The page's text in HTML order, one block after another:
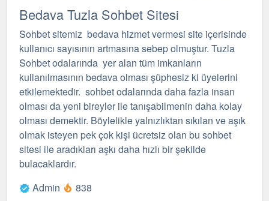
Bedava Tuzla Sohbet Sitesi
Sohbet sitemiz bedava hizmet vermesi site içerisinde
kullanıcı sayısının artmasına sebep olmuştur. Tuzla
Sohbet odalarında yer alan tüm imkanların
kullanılmasının bedava olması şüphesiz ki üyelerini
etkilemektedir. sohbetodalarında daha fazla insan
olması da yeni bireyler ile tanışabilmenin daha kolay
olması demektir. Böylelikle yalnızlıktan sıkılan ve aşık
olmak isteyen pek çok kişi ücretsiz olan bu sohbet
sitesi ile aradıkları aşkı daha hızlı bir şekilde
bulacaklardır.
Admin
838